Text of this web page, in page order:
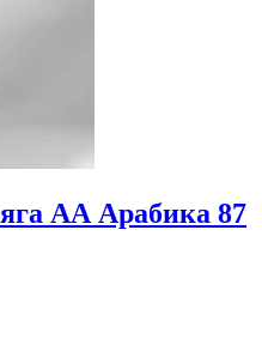
АА Арабика 87